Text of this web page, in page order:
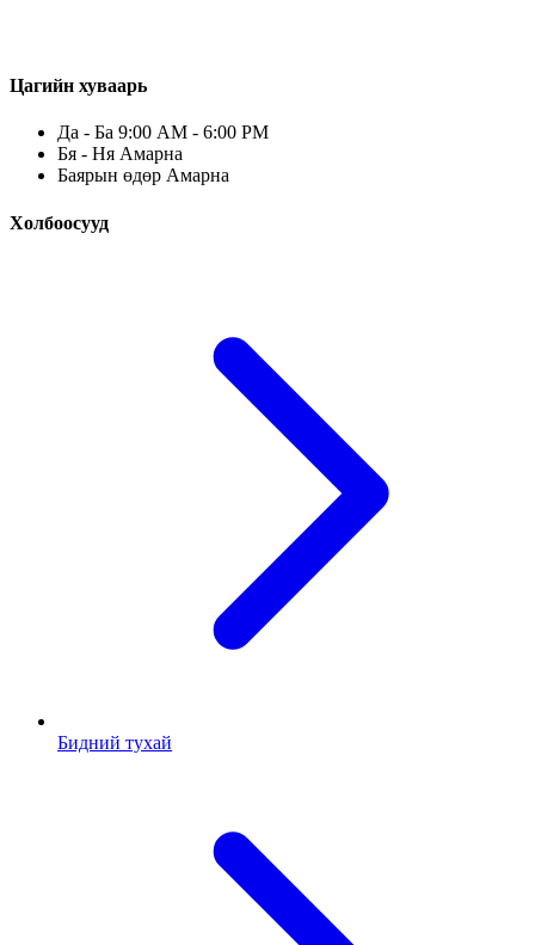
Цагийн хуваарь
Да - Ба 9:00 AM - 6:00 PM
Бя - Ня Амарна
Баярын өдөр Амарна
Холбоосууд
Бидний тухай